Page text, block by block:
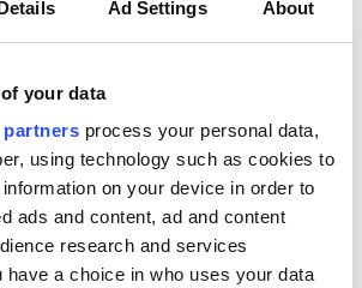
Ad Settings About
your data
partners process your personal data,
using technology such as cookies to
on your device in order to
ads and content, ad and content
research and services
have a choice in who uses your data
Unikum TrueERP
intégrations Salesforce